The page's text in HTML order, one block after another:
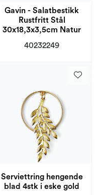
Gavin - Salatbestikk
Rustfritt Stål
30x18,3x3,5cm Natur
40232249
Serviettring hengende
blad 4stk i eske gold